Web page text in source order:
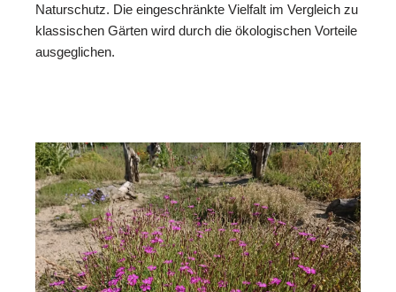
Naturschutz. Die eingeschränkte Vielfalt im Vergleich zu
klassischen Gärten wird durch die ökologischen Vorteile
ausgeglichen.